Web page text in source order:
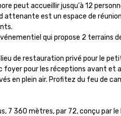
peut accueillir jusqu'à 12
attenante est un espace de
qui propose 2
de restauration privé pour le
foyer pour les réceptions avant et
en plein air. Profitez du feu de
7 360 mètres, par 72, conçu par